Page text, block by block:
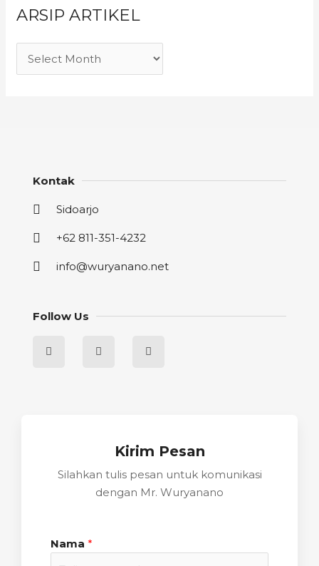
ARSIP ARTIKEL
Kontak
Sidoarjo
+62 811-351-4232
info@wuryanano.net
Follow Us
Kirim Pesan
Silahkan tulis pesan untuk komunikasi
dengan Mr. Wuryanano
Nama *